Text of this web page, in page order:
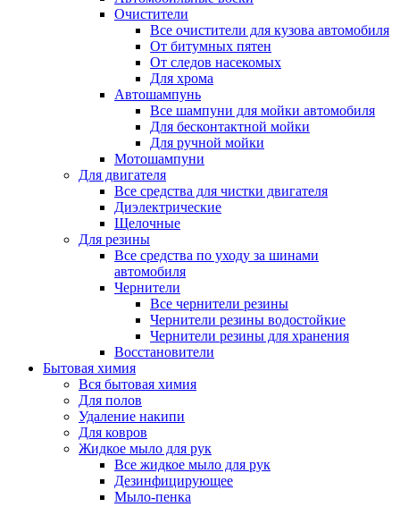
Очистители
Все очистители для кузова автомобиля
От битумных пятен
От следов насекомых
Для хрома
Автошампунь
Все шампуни для мойки автомобиля
Для бесконтактной мойки
Для ручной мойки
Мотошампуни
Для двигателя
Все средства для чистки двигателя
Диэлектрические
Щелочные
Для резины
Все средства по уходу за шинами
автомобиля
Чернители
Все чернители резины
Чернители резины водостойкие
Чернители резины для хранения
Восстановители
Бытовая химия
Вся бытовая химия
Для полов
Удаление накипи
Для ковров
Жидкое мыло для рук
Все жидкое мыло для рук
Дезинфицирующее
Мыло-пенка